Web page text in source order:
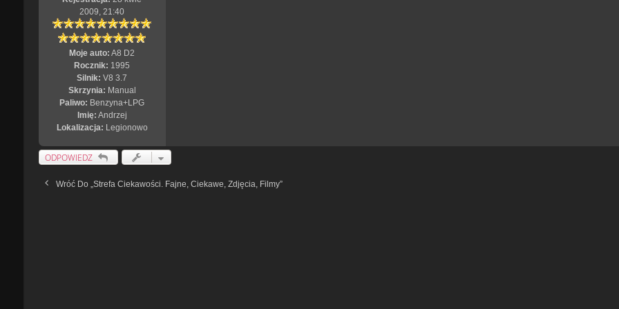
2009, 21:40
Moje auto: A8 D2
Rocznik: 1995
Silnik: V8 3.7
Skrzynia: Manual
Paliwo: Benzyna+LPG
Imię: Andrzej
Lokalizacja: Legionowo
ODPOWIEDZ
Wróć Do „Strefa Ciekawości. Fajne, Ciekawe, Zdjęcia, Filmy”